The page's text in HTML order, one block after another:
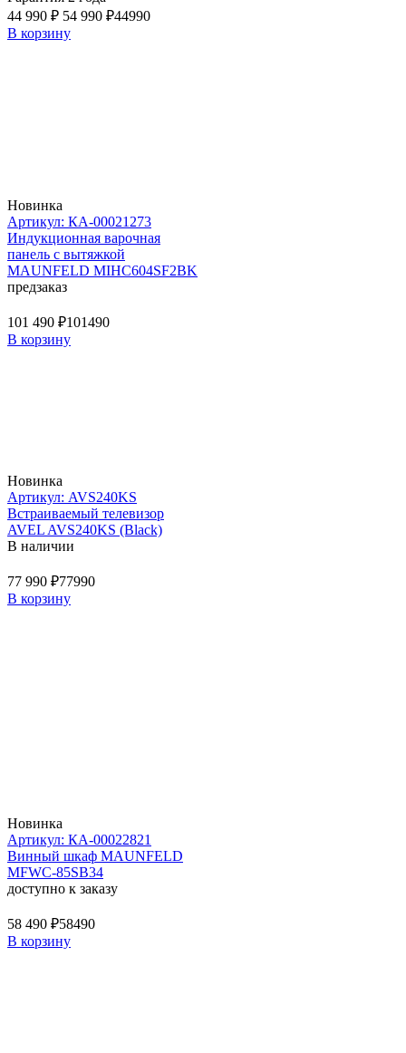
44 990 ₽ 54 990 ₽44990
В корзину
Новинка
Артикул: КА-00021273
Индукционная варочная
панель с вытяжкой
MAUNFELD MIHC604SF2BK
предзаказ
101 490 ₽101490
В корзину
Новинка
Артикул: AVS240KS
Встраиваемый телевизор
AVEL AVS240KS (Black)
В наличии
77 990 ₽77990
В корзину
Новинка
Артикул: КА-00022821
Винный шкаф MAUNFELD
MFWC-85SB34
доступно к заказу
58 490 ₽58490
В корзину